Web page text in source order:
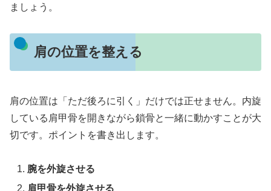
ましょう。
肩の位置を整える
肩の位置は「ただ後ろに引く」だけでは正せません。内旋
している肩甲骨を開きながら鎖骨と一緒に動かすことが大
切です。ポイントを書き出します。
腕を外旋させる
肩甲骨を外旋させる